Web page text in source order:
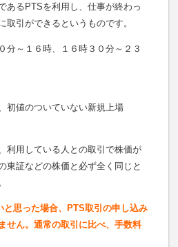
あるPTSを利用し、仕事が終わっ
取引ができるというものです。
分～１６時、１６時３０分～２３
初値のついていない新規上場
利用している人との取引で株価が
東証などの株価と必ず全く同じと
思った場合、PTS取引の申し込み
せん。通常の取引に比べ、手数料